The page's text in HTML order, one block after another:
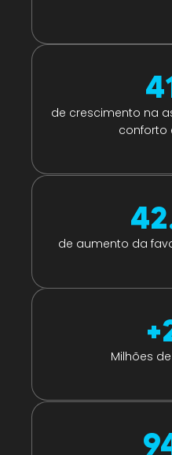
de crescimento na
conforto
de aumento da
+
Milhões